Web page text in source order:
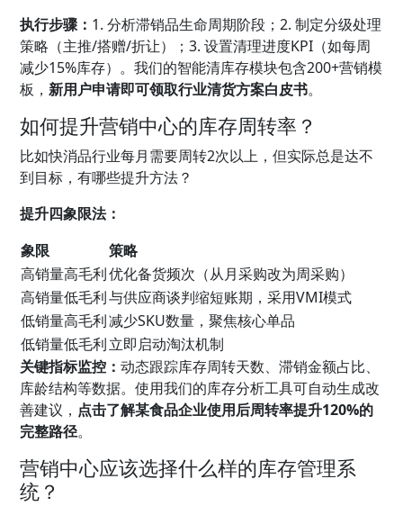
执行步骤： 1. 分析滞销品生命周期阶段；2. 制定分级处理
策略（主推/搭赠/折让）；3. 设置清理进度KPI（如每周
减少15%库存）。我们的智能清库存模块包含200+营销模
板，新用户申请即可领取行业清货方案白皮书。
如何提升营销中心的库存周转率？
比如快消品行业每月需要周转2次以上，但实际总是达不
到目标，有哪些提升方法？
提升四象限法：
象限
策略
高销量高毛利优化备货频次（从月采购改为周采购）
高销量低毛利与供应商谈判缩短账期，采用VMI模式
低销量高毛利减少SKU数量，聚焦核心单品
低销量低毛利立即启动淘汰机制
关键指标监控：动态跟踪库存周转天数、滞销金额占比、
库龄结构等数据。使用我们的库存分析工具可自动生成改
善建议， 点击了解某食品企业使用后周转率提升120%的
完整路径。
营销中心应该选择什么样的库存管理系
统？